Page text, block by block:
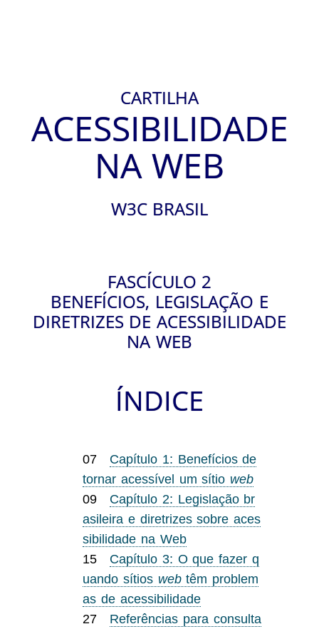
CARTILHA
ACESSIBILIDADE
NA WEB
W3C BRASIL
FASCÍCULO 2
BENEFÍCIOS, LEGISLAÇÃO E
DIRETRIZES DE ACESSIBILIDADE
NA WEB
ÍNDICE
Capítulo 1: Benefícios de
tornar acessível um sítio web
Capítulo 2: Legislação br
asileira e diretrizes sobre aces
sibilidade na Web
Capítulo 3: O que fazer q
uando sítios webtêm problem
as de acessibilidade
Referências para consulta